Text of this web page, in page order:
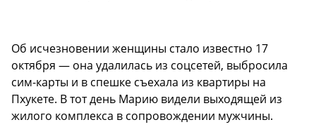
Об исчезновении женщины стало известно 17
октября — она удалилась из соцсетей, выбросила
сим-карты и в спешке съехала из квартиры на
Пхукете. В тот день Марию видели выходящей из
жилого комплекса в сопровождении мужчины.